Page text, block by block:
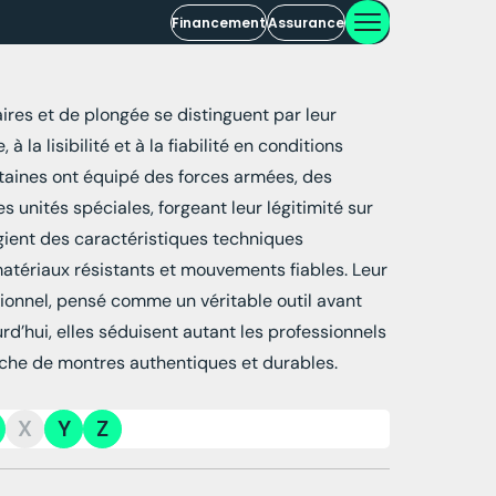
FinancementAssurance
et de plongée se distinguent par leur
à la lisibilité et à la fiabilité en conditions
ont équipé des forces armées, des
unités spéciales, forgeant leur légitimité sur
des caractéristiques techniques
résistants et mouvements fiables. Leur
pensé comme un véritable outil avant
elles séduisent autant les professionnels
de montres authentiques et durables.
X Y Z